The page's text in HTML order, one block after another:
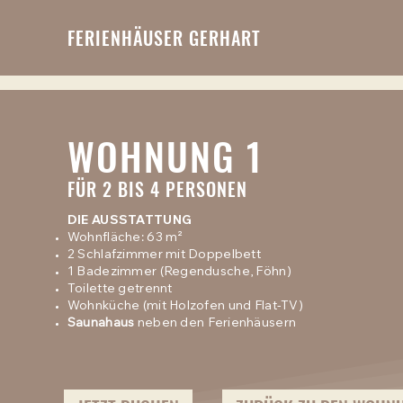
FERIENHÄUSER GERHART
WOHNUNG 1
FÜR 2 BIS 4 PERSONEN
DIE AUSSTATTUNG
Wohnfläche: 63 m²
2 Schlafzimmer mit Doppelbett
1 Badezimmer (Regendusche, Föhn)
Toilette getrennt
Wohnküche (mit Holzofen und Flat-TV)
Saunahaus neben den Ferienhäusern